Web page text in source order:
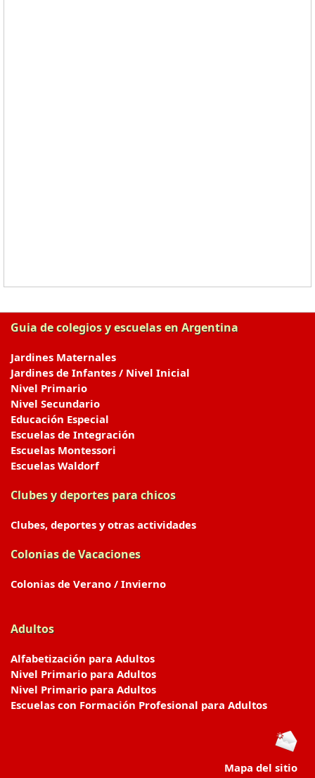
Guia de colegios y escuelas en Argentina
Jardines Maternales
Jardines de Infantes / Nivel Inicial
Nivel Primario
Nivel Secundario
Educación Especial
Escuelas de Integración
Escuelas Montessori
Escuelas Waldorf
Clubes y deportes para chicos
Clubes, deportes y otras actividades
Colonias de Vacaciones
Colonias de Verano / Invierno
Adultos
Alfabetización para Adultos
Nivel Primario para Adultos
Nivel Primario para Adultos
Escuelas con Formación Profesional para Adultos
Mapa del sitio